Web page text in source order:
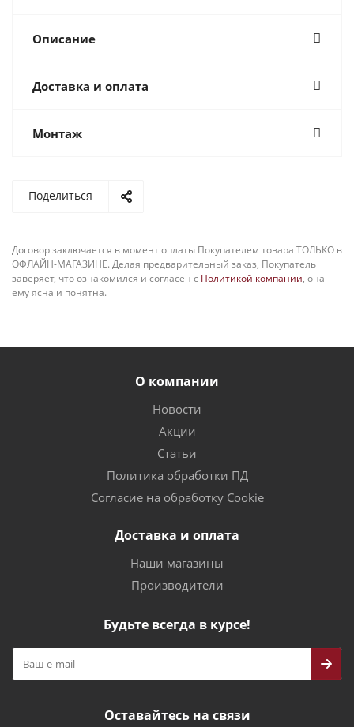
Описание
Доставка и оплата
Монтаж
Поделиться
Договор заключается в момент оплаты Покупателем товара ТОЛЬКО в
ОФЛАЙН-МАГАЗИНЕ. Делая предварительный заказ, Покупатель
заверяет, что ознакомился и согласен с Политикой компании, она
ему ясна и понятна.
О компании
Новости
Акции
Статьи
Политика обработки ПД
Согласие на обработку Cookie
Доставка и оплата
Наши магазины
Производители
Будьте всегда в курсе!
Оставайтесь на связи